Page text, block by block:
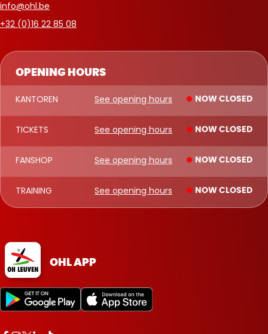
OPENING HOURS
KANTOREN See opening hours NOW CLOSED
TICKETS See opening hours NOW CLOSED
FANSHOP See opening hours NOW CLOSED
TRAINING See opening hours NOW CLOSED
info@ohl.be
+32 (0)16 22 85 08
OHL APP